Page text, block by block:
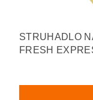
STRUHADLO
FRESH